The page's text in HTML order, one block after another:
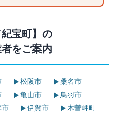
紀宝町】の
をご案内
松阪市
桑名市
亀山市
鳥羽市
市 伊賀市
木曽岬町